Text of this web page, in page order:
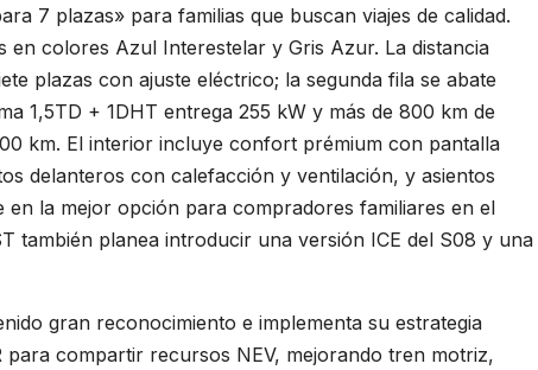
7 plazas» para familias que buscan viajes de calidad.
en colores Azul Interestelar y Gris Azur. La distancia
plazas con ajuste eléctrico; la segunda fila se abate
1,5TD + 1DHT entrega 255 kW y más de 800 km de
km. El interior incluye confort prémium con pantalla
delanteros con calefacción y ventilación, y asientos
la mejor opción para compradores familiares en el
también planea introducir una versión ICE del S08 y una
gran reconocimiento e implementa su estrategia
para compartir recursos NEV, mejorando tren motriz,